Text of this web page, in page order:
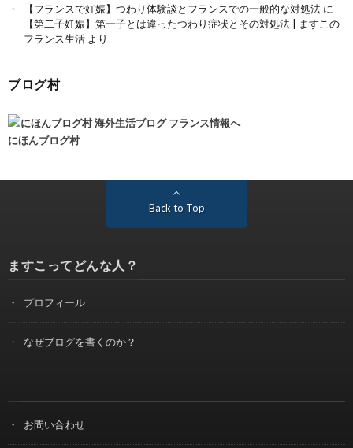
【フランスで妊娠】つわり体験談とフランスでの一般的な対処法 に
【第二子妊娠】第一子とは違ったつわり症状とその対処法 | ますこの
フランス生活 より
ブログ村
にほんブログ村
Back to Top
ますこってどんな人？
プロフィール
なぜブログを書くのか？
お問い合わせ